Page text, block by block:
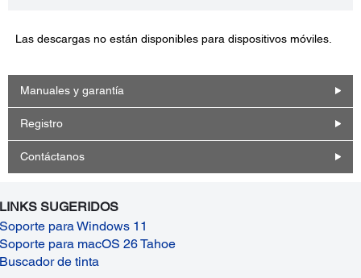
Las descargas no están disponibles para dispositivos móviles.
Manuales y garantía
Registro
Contáctanos
LINKS SUGERIDOS
Soporte para Windows 11
Soporte para macOS 26 Tahoe
Buscador de tinta